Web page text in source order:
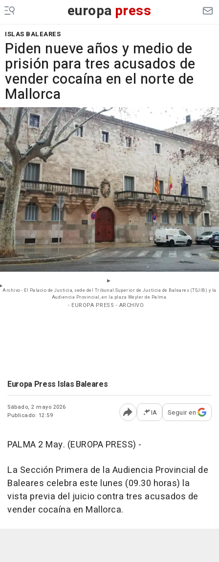
europa press
ISLAS BALEARES
Piden nueve años y medio de
prisión para tres acusados de
vender cocaína en el norte de
Mallorca
Archivo - El Palacio de Justicia, sede del Tribunal Superior de Justicia de Baleares (TSJIB) y la
Audiencia Provincial, en la plaza Weyler de Palma.
- EUROPA PRESS - ARCHIVO
Europa Press Islas Baleares
Sábado, 2 mayo 2026
Publicado: 12:59
Abrir opciones para
IA Seguir en
PALMA 2 May. (EUROPA PRESS) -
La Sección Primera de la Audiencia Provincial de
Baleares celebra este lunes (09.30 horas) la
vista previa del juicio contra tres acusados de
vender cocaína en Mallorca.